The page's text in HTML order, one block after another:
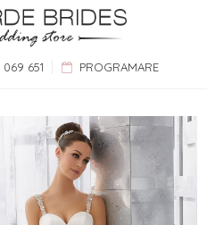
069 651 PROGRAMARE